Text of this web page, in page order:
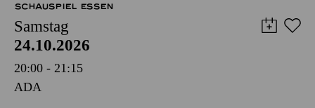
SCHAUSPIEL ESSEN
Samstag
24.10.2026
20:00 - 21:15
ADA